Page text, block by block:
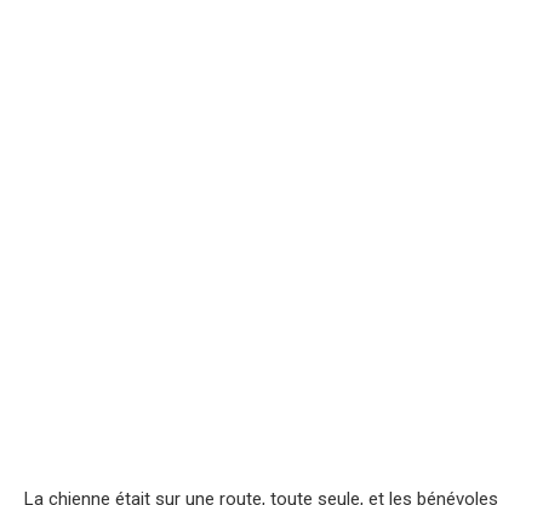
La chienne était sur une route, toute seule, et les bénévoles